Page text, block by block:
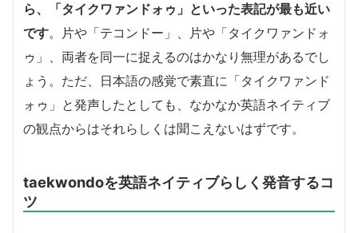
ら、「タイクワァンドォゥ」といった表記が最も近い
です。片や「テコンドー」、片や「タイクワァンドォ
ゥ」、両者を同一に捉えるのはかなり無理があるでし
ょう。ただ、日本語の感覚で素直に「タイクワァンド
ォゥ」と発声したとしても、なかなか英語ネイティブ
の観点からはそれらしくは聞こえないはずです。
taekwondoを英語ネイティブらしく発音するコ
ツ